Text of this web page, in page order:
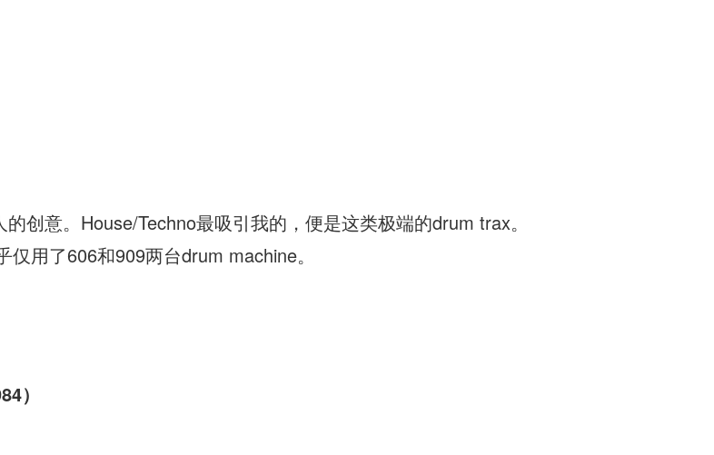
创意。House/Techno最吸引我的，便是这类极端的drum trax。
用了606和909两台drum machine。
）